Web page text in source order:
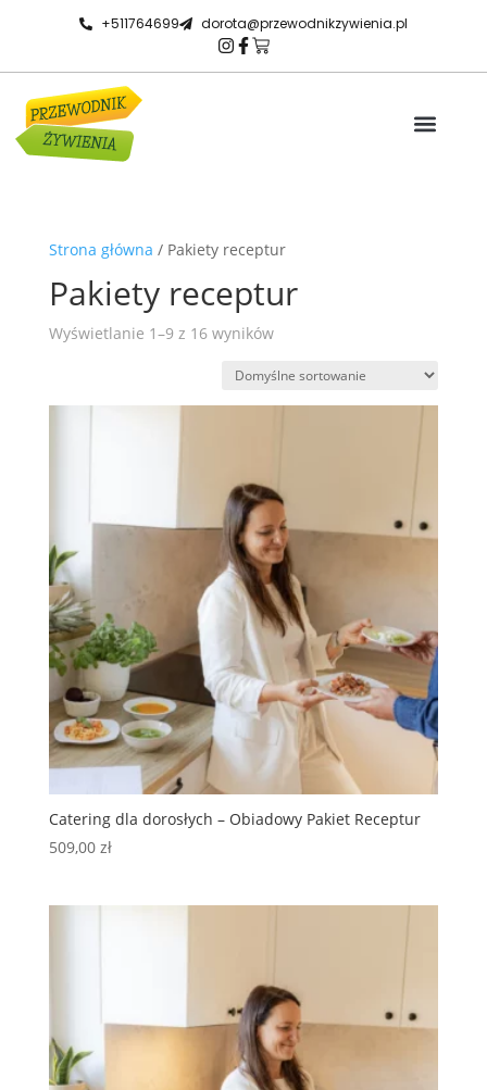
+511764699 dorota@przewodnikzywienia.pl
Strona główna / Pakiety receptur
Pakiety receptur
Wyświetlanie 1–9 z 16 wyników
Catering dla dorosłych – Obiadowy Pakiet Receptur
509,00 zł